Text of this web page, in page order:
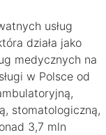
usług
działa jako
medycznych na
w Polsce od
stomatologiczną,
3,7 mln